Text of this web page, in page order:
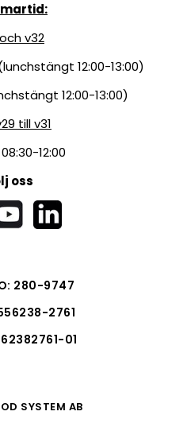
v32
12:00-13:00)
12:00-13:00)
till v31
12:00
oss
280-9747
2761
01
SYSTEM AB